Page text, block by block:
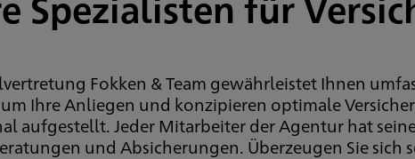
Fokken & Team gewährleistet Ihnen
Ihre Anliegen und konzipieren optimale
aufgestellt. Jeder Mitarbeiter der Agentur hat
und Absicherungen. Überzeugen Sie sich